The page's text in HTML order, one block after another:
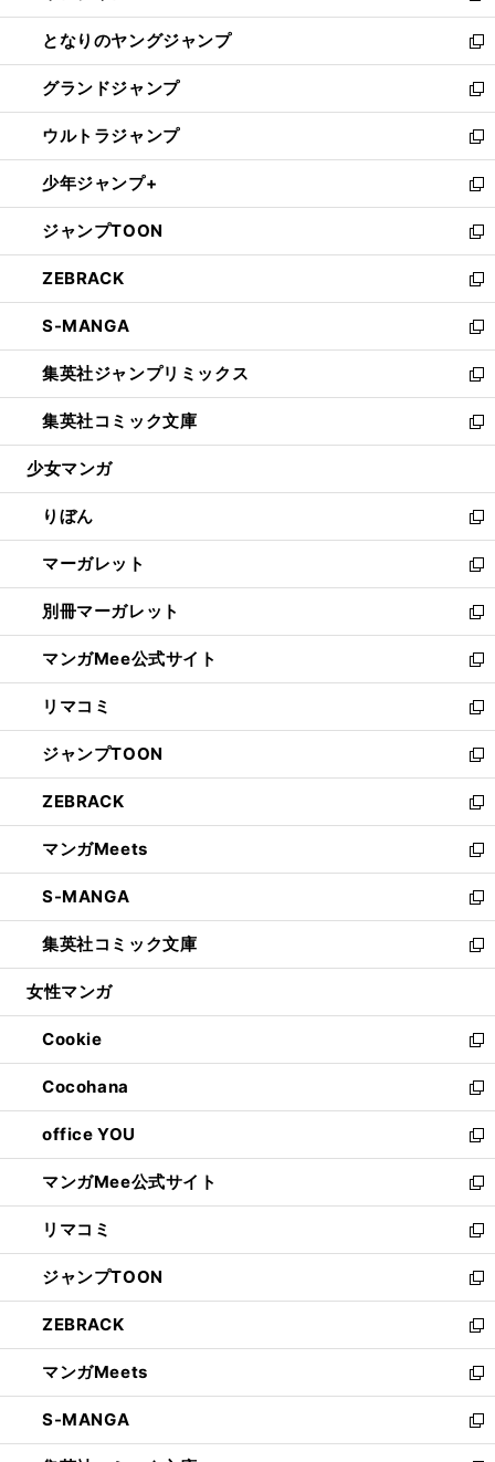
開
く
ン
ド
ウ
で
開
く
ウ
ィ
ン
ド
ウ
で
開
く
し
い
ウ
ィ
ン
ド
ウ
で
開
く
となりのヤングジャンプ
新
し
い
ウ
ィ
ン
ド
ウ
で
開
く
グランドジャンプ
新
し
い
ウ
ィ
ン
ド
ウ
で
開
く
ウルトラジャンプ
新
し
い
ウ
ィ
ン
ド
ウ
で
開
く
少年ジャンプ+
新
し
い
ウ
ィ
ン
ド
ウ
で
開
く
ジャンプTOON
新
し
い
ウ
ィ
ン
ド
ウ
で
開
ZEBRACK
新
し
い
ウ
ィ
ン
ド
ウ
開
く
S-MANGA
新
し
い
ウ
ィ
ン
ウ
で
開
く
集英社ジャンプリミックス
新
し
い
ウ
ン
ド
ウ
で
開
く
集英社コミック文庫
新
し
ウ
ィ
ン
ド
ウ
で
開
く
少女マンガ
りぼん
新
し
い
ウ
ィ
ン
ド
ウ
で
開
く
マーガレット
新
し
い
ウ
ィ
ン
ド
ウ
で
開
く
別冊マーガレット
新
し
い
ウ
ィ
ン
ド
ウ
で
開
く
マンガMee公式サイト
新
し
い
ウ
ィ
ン
ド
ウ
で
開
く
リマコミ
新
し
い
ウ
ィ
ン
ド
ウ
で
開
く
ジャンプTOON
新
し
い
ウ
ィ
ン
ド
ウ
で
開
ZEBRACK
新
し
い
ウ
ィ
ン
ド
ウ
開
く
マンガMeets
新
し
い
ウ
ィ
ン
ウ
で
開
く
S-MANGA
新
し
い
ウ
ン
ド
ウ
で
開
く
集英社コミック文庫
新
し
ウ
ィ
ン
ド
ウ
で
開
く
女性マンガ
Cookie
新
し
い
ウ
ィ
ン
ド
ウ
で
開
く
Cocohana
新
し
い
ウ
ィ
ン
ド
ウ
で
開
く
office YOU
新
し
い
ウ
ィ
ン
ド
ウ
で
開
く
マンガMee公式サイト
新
し
い
ウ
ィ
ン
ド
ウ
で
開
く
リマコミ
新
し
い
ウ
ィ
ン
ド
ウ
で
開
ジャンプTOON
新
し
い
ウ
ィ
ン
ド
ウ
ZEBRACK
新
し
い
ウ
ィ
ン
マンガMeets
新
し
い
ウ
S-MANGA
新
し